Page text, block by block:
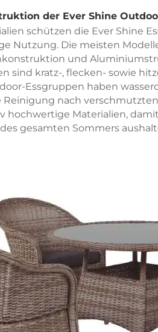
der Ever Shine
schützen die Ever Shine
Nutzung. Die meisten
und
sind kratz-, flecken- sowie
Essgruppen haben
Reinigung nach
hochwertige Materialien,
gesamten Sommers